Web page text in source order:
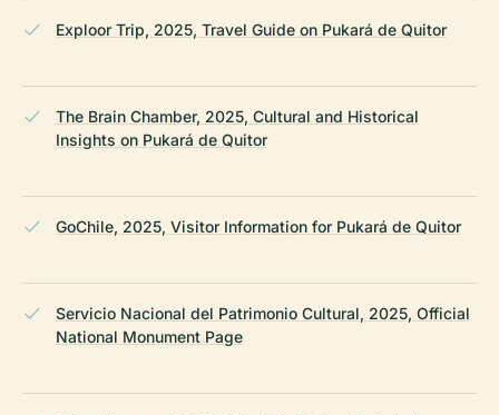
Exploor Trip, 2025, Travel Guide on Pukará de Quitor
The Brain Chamber, 2025, Cultural and Historical
Insights on Pukará de Quitor
GoChile, 2025, Visitor Information for Pukará de Quitor
Servicio Nacional del Patrimonio Cultural, 2025, Official
National Monument Page